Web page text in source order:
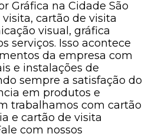
Gráfica na Cidade São
cartão de visita
visual, gráfica
serviços. Isso acontece
da empresa com
e instalações de
sempre a satisfação do
em produtos e
trabalhamos com cartão
e cartão de visita
com nossos